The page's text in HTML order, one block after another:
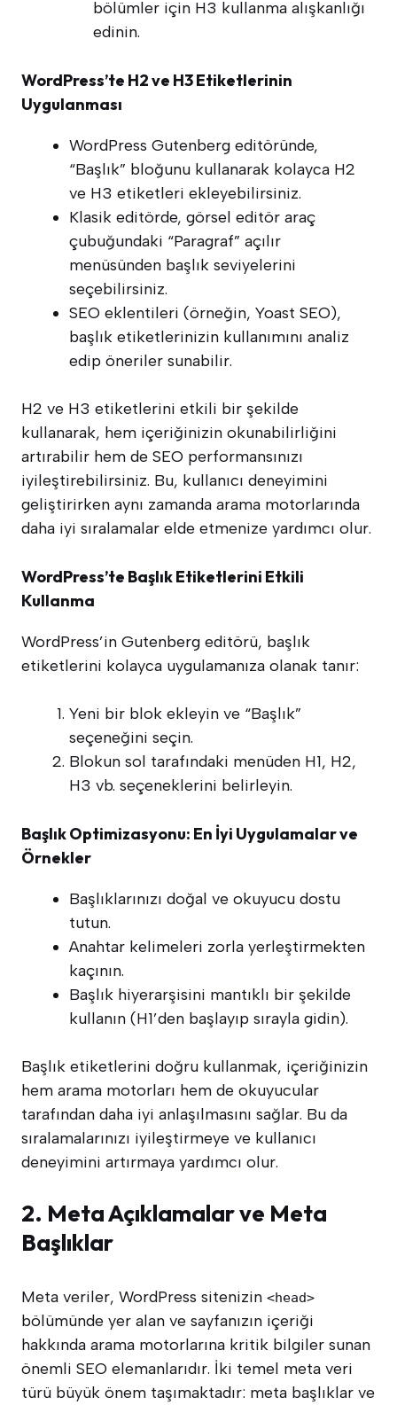
bölümler için H3 kullanma alışkanlığı
edinin.
WordPress’te H2 ve H3 Etiketlerinin
Uygulanması
WordPress Gutenberg editöründe,
“Başlık” bloğunu kullanarak kolayca H2
ve H3 etiketleri ekleyebilirsiniz.
Klasik editörde, görsel editör araç
çubuğundaki “Paragraf” açılır
menüsünden başlık seviyelerini
seçebilirsiniz.
SEO eklentileri (örneğin, Yoast SEO),
başlık etiketlerinizin kullanımını analiz
edip öneriler sunabilir.
H2 ve H3 etiketlerini etkili bir şekilde
kullanarak, hem içeriğinizin okunabilirliğini
artırabilir hem de SEO performansınızı
iyileştirebilirsiniz. Bu, kullanıcı deneyimini
geliştirirken aynı zamanda arama motorlarında
daha iyi sıralamalar elde etmenize yardımcı olur.
WordPress’te Başlık Etiketlerini Etkili
Kullanma
WordPress’in Gutenberg editörü, başlık
etiketlerini kolayca uygulamanıza olanak tanır:
Yeni bir blok ekleyin ve “Başlık”
seçeneğini seçin.
Blokun sol tarafındaki menüden H1, H2,
H3 vb. seçeneklerini belirleyin.
Başlık Optimizasyonu: En İyi Uygulamalar ve
Örnekler
Başlıklarınızı doğal ve okuyucu dostu
tutun.
Anahtar kelimeleri zorla yerleştirmekten
kaçının.
Başlık hiyerarşisini mantıklı bir şekilde
kullanın (H1’den başlayıp sırayla gidin).
Başlık etiketlerini doğru kullanmak, içeriğinizin
hem arama motorları hem de okuyucular
tarafından daha iyi anlaşılmasını sağlar. Bu da
sıralamalarınızı iyileştirmeye ve kullanıcı
deneyimini artırmaya yardımcı olur.
2. Meta Açıklamalar ve Meta
Başlıklar
Meta veriler, WordPress sitenizin <head>
bölümünde yer alan ve sayfanızın içeriği
hakkında arama motorlarına kritik bilgiler sunan
önemli SEO elemanlarıdır. İki temel meta veri
türü büyük önem taşımaktadır: meta başlıklar ve